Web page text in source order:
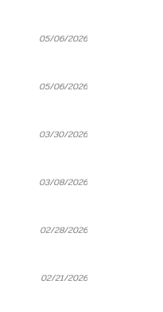
05/06/2026
05/06/2026
03/30/2026
03/08/2026
02/28/2026
02/21/2026